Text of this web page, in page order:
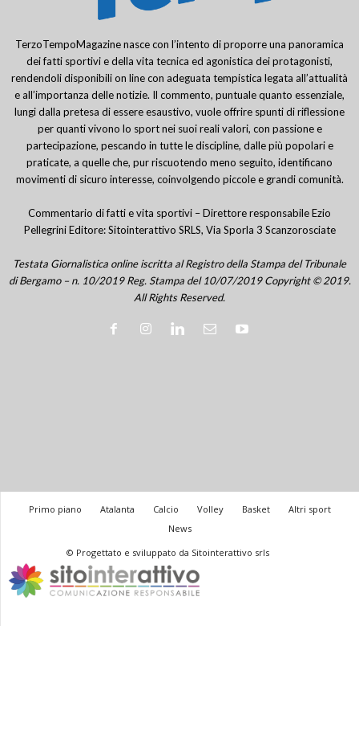
TerzoTempoMagazine nasce con l’intento di proporre una panoramica
dei fatti sportivi e della vita tecnica ed agonistica dei protagonisti,
rendendoli disponibili on line con adeguata tempistica legata all’attualità
e all’importanza delle notizie. Il commento, puntuale quanto essenziale,
lungi dalla pretesa di essere esaustivo, vuole offrire spunti di riflessione
per quanti vivono lo sport nei suoi reali valori, con passione e
partecipazione, pescando in tutte le discipline, dalle più popolari e
praticate, a quelle che, pur riscuotendo meno seguito, identificano
movimenti di sicuro interesse, coinvolgendo piccole e grandi comunità.
Commentario di fatti e vita sportivi – Direttore responsabile Ezio
Pellegrini Editore: Sitointerattivo SRLS, Via Sporla 3 Scanzorosciate
Testata Giornalistica online iscritta al Registro della Stampa del Tribunale
di Bergamo – n. 10/2019 Reg. Stampa del 10/07/2019 Copyright © 2019.
All Rights Reserved.
Primo piano Atalanta Calcio Volley Basket
Altri sport
News
© Progettato e sviluppato da Sitointerattivo srls